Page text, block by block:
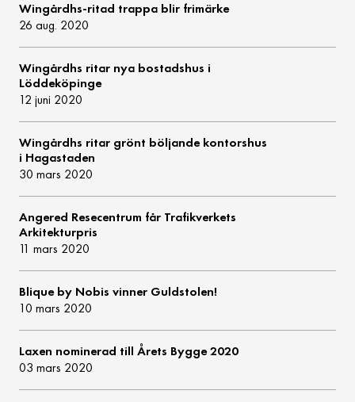
Wingårdhs-ritad trappa blir frimärke
26 aug. 2020
Wingårdhs ritar nya bostadshus i
Löddeköpinge
12 juni 2020
Wingårdhs ritar grönt böljande kontorshus
i Hagastaden
30 mars 2020
Angered Resecentrum får Trafikverkets
Arkitekturpris
11 mars 2020
Blique by Nobis vinner Guldstolen!
10 mars 2020
Laxen nominerad till Årets Bygge 2020
03 mars 2020